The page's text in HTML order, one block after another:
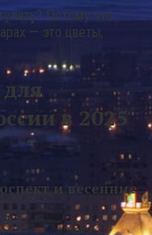
Потому что
— это цветы,
в 2025
и весенние